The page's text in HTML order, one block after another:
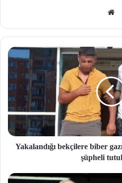
Yakalandığı bekçilere biber
şüpheli